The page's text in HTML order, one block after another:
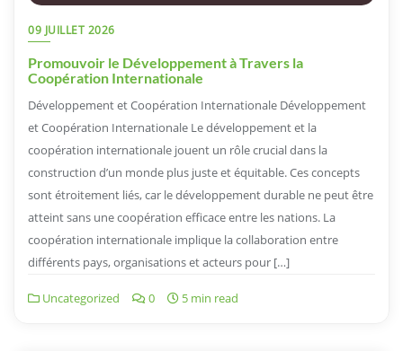
09 JUILLET 2026
Promouvoir le Développement à Travers la
Coopération Internationale
Développement et Coopération Internationale Développement
et Coopération Internationale Le développement et la
coopération internationale jouent un rôle crucial dans la
construction d’un monde plus juste et équitable. Ces concepts
sont étroitement liés, car le développement durable ne peut être
atteint sans une coopération efficace entre les nations. La
coopération internationale implique la collaboration entre
différents pays, organisations et acteurs pour […]
Uncategorized 0 5 min read